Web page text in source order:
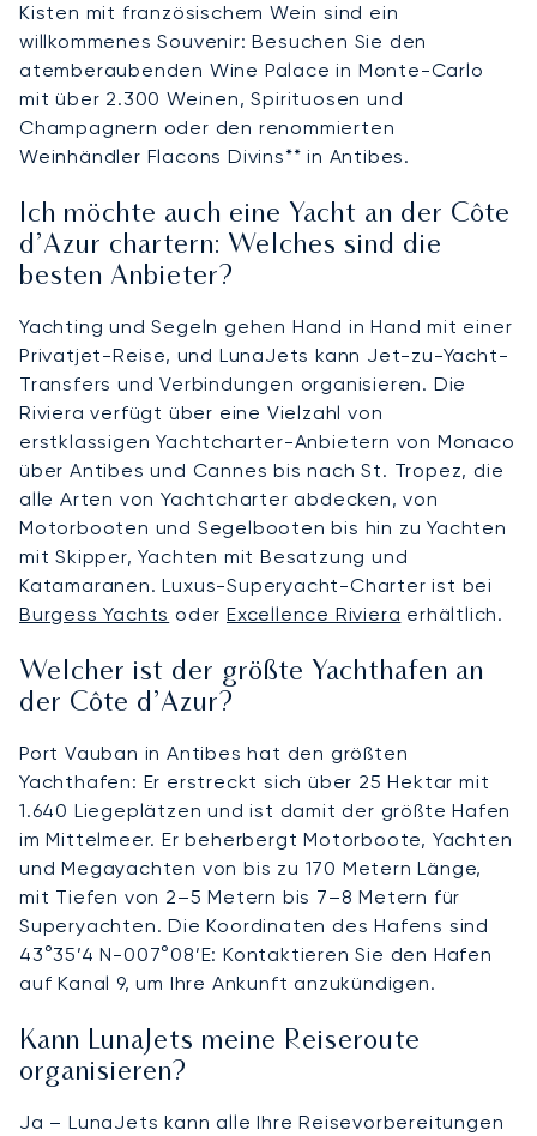
Kisten mit französischem Wein sind ein
willkommenes Souvenir: Besuchen Sie den
atemberaubenden Wine Palace in Monte-Carlo
mit über 2.300 Weinen, Spirituosen und
Champagnern oder den renommierten
Weinhändler Flacons Divins** in Antibes.
Ich möchte auch eine Yacht an der Côte
d’Azur chartern: Welches sind die
besten Anbieter?
Yachting und Segeln gehen Hand in Hand mit einer
Privatjet-Reise, und LunaJets kann Jet-zu-Yacht-
Transfers und Verbindungen organisieren. Die
Riviera verfügt über eine Vielzahl von
erstklassigen Yachtcharter-Anbietern von Monaco
über Antibes und Cannes bis nach St. Tropez, die
alle Arten von Yachtcharter abdecken, von
Motorbooten und Segelbooten bis hin zu Yachten
mit Skipper, Yachten mit Besatzung und
Katamaranen. Luxus-Superyacht-Charter ist bei
Burgess Yachts oderExcellence Riviera erhältlich.
Welcher ist der größte Yachthafen an
der Côte d’Azur?
Port Vauban in Antibes hat den größten
Yachthafen: Er erstreckt sich über 25 Hektar mit
1.640 Liegeplätzen und ist damit der größte Hafen
im Mittelmeer. Er beherbergt Motorboote, Yachten
und Megayachten von bis zu 170 Metern Länge,
mit Tiefen von 2–5 Metern bis 7–8 Metern für
Superyachten. Die Koordinaten des Hafens sind
43°35’4 N-007°08’E: Kontaktieren Sie den Hafen
auf Kanal 9, um Ihre Ankunft anzukündigen.
Kann LunaJets meine Reiseroute
organisieren?
Ja – LunaJets kann alle Ihre Reisevorbereitungen